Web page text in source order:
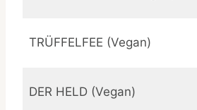
TRÜFFELFEE (Vegan)
DER HELD (Vegan)